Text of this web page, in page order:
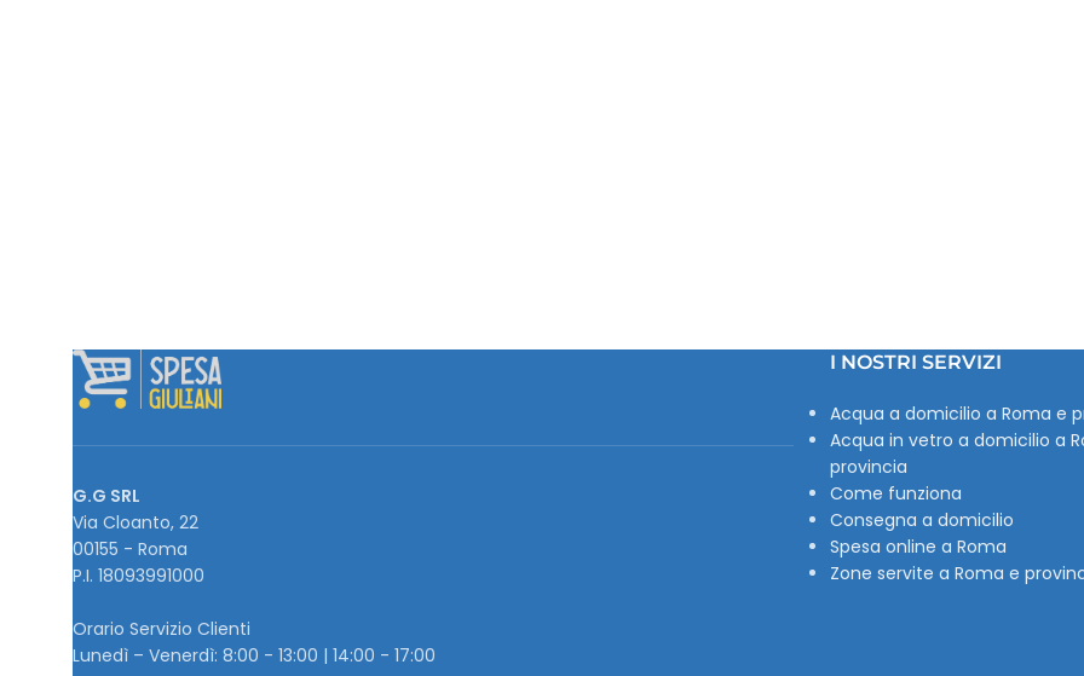
G.G SRL
Via Cloanto, 22
00155 - Roma
P.I. ‭18093991000
Orario Servizio Clienti
Lunedì – Venerdì: 8:00 - 13:00 | 14:00 - 17:00
I NOSTRI SERVIZI
Acqua a domicilio a Roma e
Acqua in vetro a domicilio a
provincia
Come funziona
Consegna a domicilio
Spesa online a Roma
Zone servite a Roma e